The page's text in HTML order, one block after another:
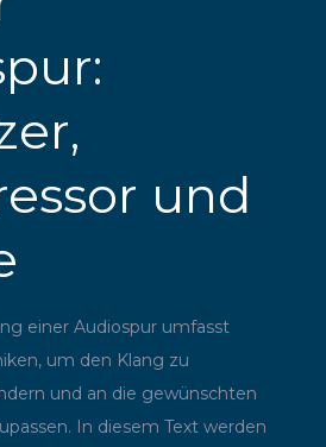
und
einer Audiospur umfasst
um den Klang zu
und an die gewünschten
In diesem Text werden